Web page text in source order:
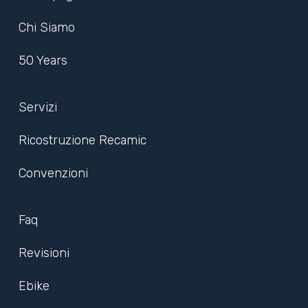
Chi Siamo
50 Years
Servizi
Ricostruzione Recamic
Convenzioni
Faq
Revisioni
Ebike